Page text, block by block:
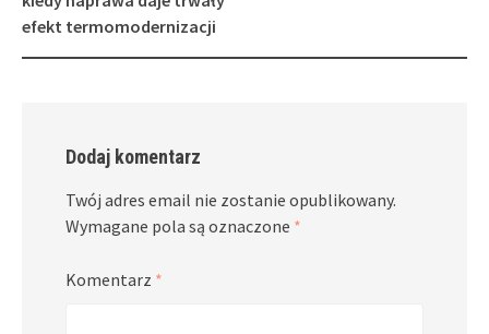
efekt termomodernizacji
Dodaj komentarz
Twój adres email nie zostanie opublikowany.
Wymagane pola są oznaczone *
Komentarz *